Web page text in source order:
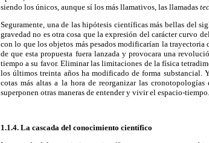
siendo los únicos, aunque sí los más llamativos, las llamadas
Seguramente, una de las hipótesis científicas más bellas del
gravedad no es otra cosa que la expresión del carácter curvo
con lo que los objetos más pesados modificarían la trayectoria
de que esta propuesta fuera lanzada y provocara una
tiempo a su favor. Eliminar las limitaciones de la física
los últimos treinta años ha modificado de forma substancial.
cotas más altas a la hora de reorganizar las
superponen otras maneras de entender y vivir el espacio-tiempo.
1.1.4. La cascada del conocimiento científico